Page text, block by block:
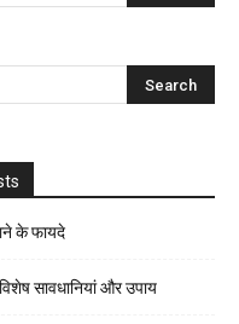
के फायदे
सावधानियां और उपाय